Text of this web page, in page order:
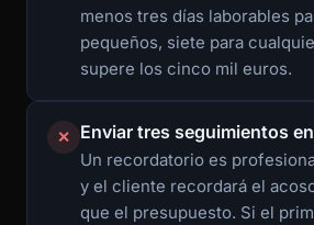
menos tres días laborables
pequeños, siete para
supere los cinco mil euros.
✕ Enviar tres seguimientos
Un recordatorio es
y el cliente recordará el
que el presupuesto. Si el